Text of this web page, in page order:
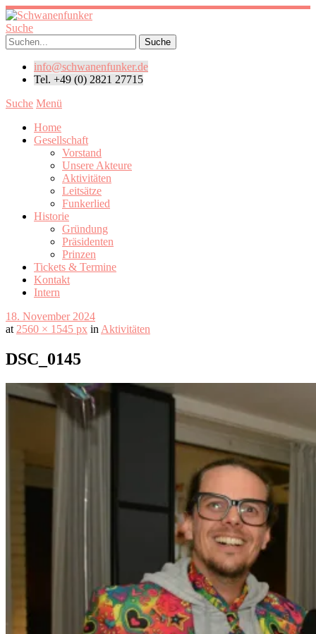
Suche
info@schwanenfunker.de
Tel. +49 (0) 2821 27715
Suche Menü
Home
Gesellschaft
Vorstand
Unsere Akteure
Aktivitäten
Leitsätze
Funkerlied
Historie
Gründung
Präsidenten
Prinzen
Tickets & Termine
Kontakt
Intern
18. November 2024
at 2560 × 1545 px in Aktivitäten
DSC_0145